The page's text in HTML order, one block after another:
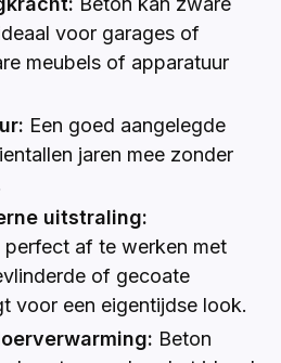
voor garages of
meubels of apparatuur
Een goed aangelegde
jaren mee zonder
uitstraling:
perfect af te werken met
of gecoate
voor een eigentijdse look.
Beton